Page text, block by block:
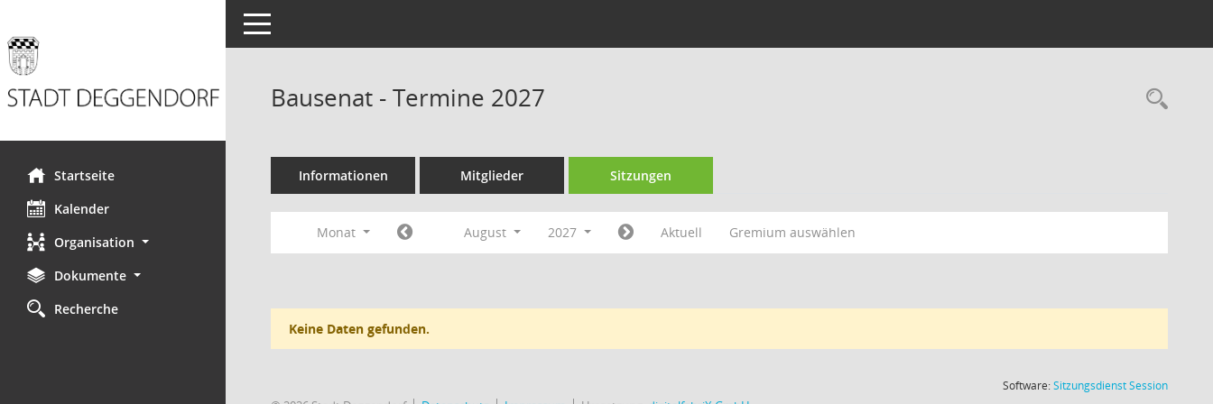
Startseite
Kalender
Organisation
Dokumente
Recherche
Toggle navigation
Bausenat - Termine 2027
Informationen Mitglieder Sitzungen
Monat August 2027 Aktuell Gremium auswählen
Keine Daten gefunden.
Software:SitzungsdienstSession(Wird in